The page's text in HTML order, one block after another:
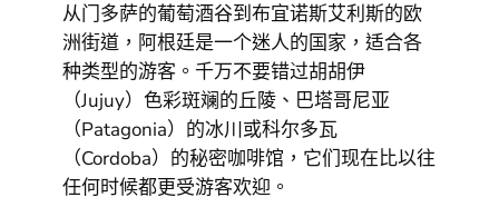
从门多萨的葡萄酒谷到布宜诺斯艾利斯的欧
洲街道，阿根廷是一个迷人的国家，适合各
种类型的游客。千万不要错过胡胡伊
（Jujuy）色彩斑斓的丘陵、巴塔哥尼亚
（Patagonia）的冰川或科尔多瓦
（Cordoba）的秘密咖啡馆，它们现在比以往
任何时候都更受游客欢迎。